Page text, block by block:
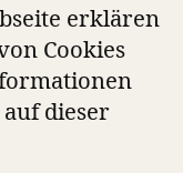
erklären
Cookies
dieser